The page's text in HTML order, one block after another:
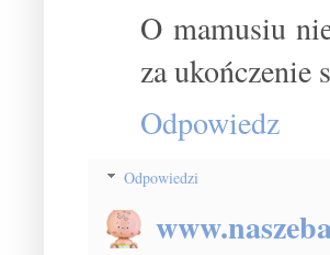
O mamusiu
za ukończenie
Odpowiedz
Odpowiedzi